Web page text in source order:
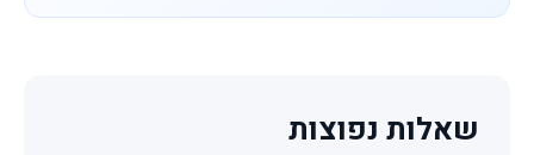
שאלות נפוצות